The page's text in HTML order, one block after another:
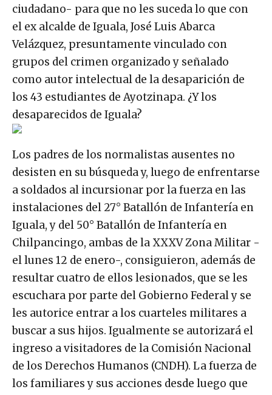
ciudadano- para que no les suceda lo que con
el ex alcalde de Iguala, José Luis Abarca
Velázquez, presuntamente vinculado con
grupos del crimen organizado y señalado
como autor intelectual de la desaparición de
los 43 estudiantes de Ayotzinapa. ¿Y los
desaparecidos de Iguala?
Los padres de los normalistas ausentes no
desisten en su búsqueda y, luego de enfrentarse
a soldados al incursionar por la fuerza en las
instalaciones del 27° Batallón de Infantería en
Iguala, y del 50° Batallón de Infantería en
Chilpancingo, ambas de la XXXV Zona Militar -
el lunes 12 de enero-, consiguieron, además de
resultar cuatro de ellos lesionados, que se les
escuchara por parte del Gobierno Federal y se
les autorice entrar a los cuarteles militares a
buscar a sus hijos. Igualmente se autorizará el
ingreso a visitadores de la Comisión Nacional
de los Derechos Humanos (CNDH). La fuerza de
los familiares y sus acciones desde luego que